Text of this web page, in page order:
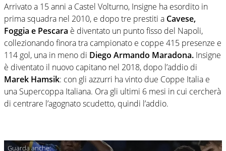
Arrivato a 15 anni a Castel Volturno, Insigne ha esordito in
prima squadra nel 2010, e dopo tre prestiti a Cavese,
Foggia e Pescara è diventato un punto fisso del Napoli,
collezionando finora tra campionato e coppe 415 presenze e
114 gol, una in meno di Diego Armando Maradona. Insigne
è diventato il nuovo capitano nel 2018, dopo l’addio di
Marek Hamsik: con gli azzurri ha vinto due Coppe Italia e
una Supercoppa Italiana. Ora gli ultimi 6 mesi in cui cercherà
di centrare l’agognato scudetto, quindi l’addio.